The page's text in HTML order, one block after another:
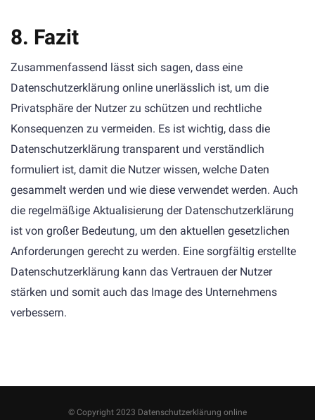
8. Fazit
Zusammenfassend lässt sich sagen, dass eine
Datenschutzerklärung online unerlässlich ist, um die
Privatsphäre der Nutzer zu schützen und rechtliche
Konsequenzen zu vermeiden. Es ist wichtig, dass die
Datenschutzerklärung transparent und verständlich
formuliert ist, damit die Nutzer wissen, welche Daten
gesammelt werden und wie diese verwendet werden. Auch
die regelmäßige Aktualisierung der Datenschutzerklärung
ist von großer Bedeutung, um den aktuellen gesetzlichen
Anforderungen gerecht zu werden. Eine sorgfältig erstellte
Datenschutzerklärung kann das Vertrauen der Nutzer
stärken und somit auch das Image des Unternehmens
verbessern.
© Copyright 2023 Datenschutzerklärung online